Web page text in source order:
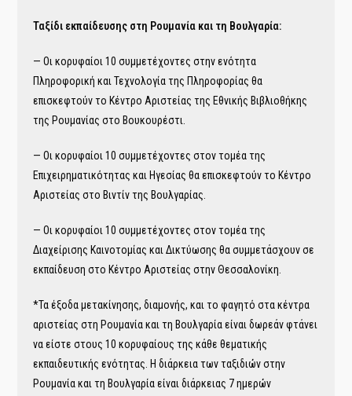
Ταξίδι εκπαίδευσης στη Ρουμανία και τη Βουλγαρία:
— Οι κορυφαίοι 10 συμμετέχοντες στην ενότητα
Πληροφορική και Τεχνολογία της Πληροφορίας θα
επισκεφτούν το Κέντρο Αριστείας της Εθνικής Βιβλιοθήκης
της Ρουμανίας στο Βουκουρέστι.
— Οι κορυφαίοι 10 συμμετέχοντες στον τομέα της
Επιχειρηματικότητας και Ηγεσίας θα επισκεφτούν το Κέντρο
Αριστείας στο Βιντίν της Βουλγαρίας.
— Οι κορυφαίοι 10 συμμετέχοντες στον τομέα της
Διαχείρισης Καινοτομίας και Δικτύωσης θα συμμετάσχουν σε
εκπαίδευση στο Κέντρο Αριστείας στην Θεσσαλονίκη.
*Τα έξοδα μετακίνησης, διαμονής, και το φαγητό στα κέντρα
αριστείας στη Ρουμανία και τη Βουλγαρία είναι δωρεάν φτάνει
να είστε στους 10 κορυφαίους της κάθε θεματικής
εκπαιδευτικής ενότητας. Η διάρκεια των ταξιδιών στην
Ρουμανία και τη Βουλγαρία είναι διάρκειας 7 ημερών